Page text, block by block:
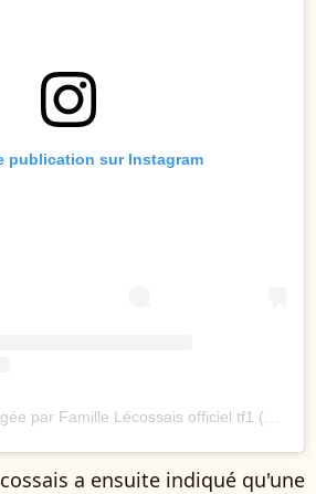
publication sur Instagram
a ensuite indiqué qu'une